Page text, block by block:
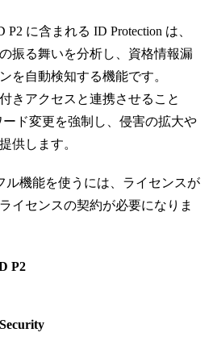
P2 に含まれる ID Protection は、
振る舞いを分析し、資格情報漏
を自動検知する機能です。
きアクセスと連携させること
ド変更を強制し、侵害の拡大や
供します。
ル機能を使うには、ライセンスが
イセンスの契約が必要になりま
P2